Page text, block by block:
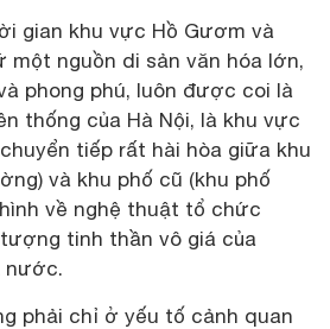
gian khu vực Hồ Gươm và
một nguồn di sản văn hóa lớn,
phong phú, luôn được coi là
thống của Hà Nội, là khu vực
tiếp rất hài hòa giữa khu
và khu phố cũ (khu phố
về nghệ thuật tổ chức
tinh thần vô giá của
nước.
phải chỉ ở yếu tố cảnh quan